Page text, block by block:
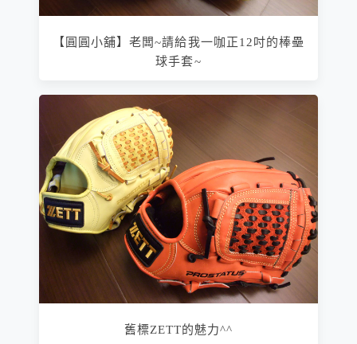
【圓圓小舖】老闆~請給我一咖正12吋的棒壘
球手套~
舊標ZETT的魅力^^